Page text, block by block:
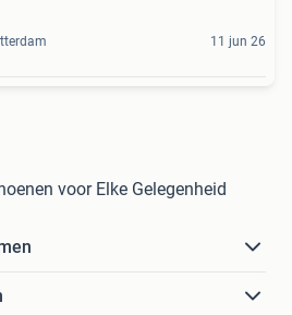
11 jun 26
voor Elke Gelegenheid